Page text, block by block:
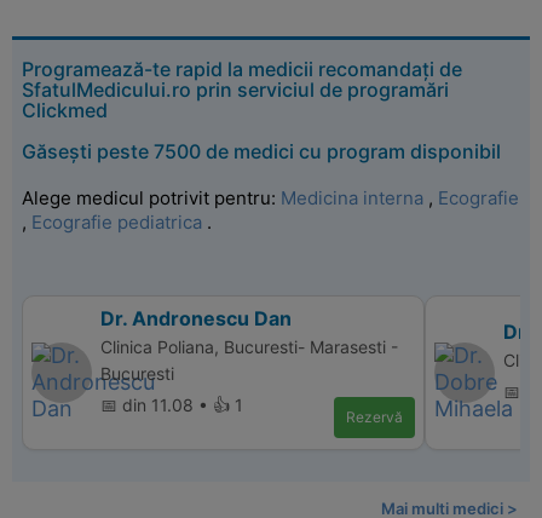
Programează-te rapid la medicii recomandați de
SfatulMedicului.ro prin serviciul de programări
Clickmed
Găsești peste 7500 de medici cu program disponibil
Alege medicul potrivit pentru: Medicina interna , Ecografie
, Ecografie pediatrica .
Dr. Andronescu Dan
Clinica Poliana, Bucuresti- Marasesti -
Bucuresti
📅 din 11.08 • 👍 1
Rezervă
Dr.
📅
Mai multi medici >